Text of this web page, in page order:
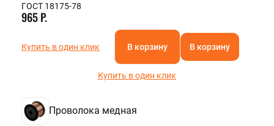
ГОСТ 18175-78
965 Р.
Купить в один клик В корзину В корзину
Купить в один клик
Проволока медная